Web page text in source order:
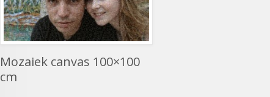
Mozaiek canvas 100×100
cm